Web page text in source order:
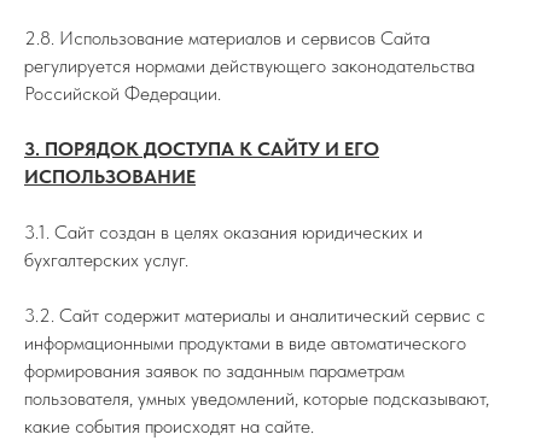
2.8. Использование материалов и сервисов Сайта
регулируется нормами действующего законодательства
Российской Федерации.
3. ПОРЯДОК ДОСТУПА К САЙТУ И ЕГО
ИСПОЛЬЗОВАНИЕ
3.1. Сайт создан в целях оказания юридических и
бухгалтерских услуг.
3.2. Сайт содержит материалы и аналитический сервис с
информационными продуктами в виде автоматического
формирования заявок по заданным параметрам
пользователя, умных уведомлений, которые подсказывают,
какие события происходят на сайте.